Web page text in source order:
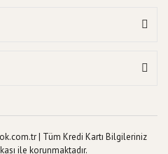
| Tüm Kredi Kartı Bilgileriniz
ile korunmaktadır.